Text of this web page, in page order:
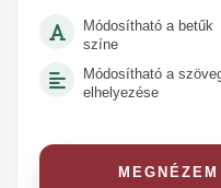
Módosítható a betűk
színe
Módosítható a
elhelyezése